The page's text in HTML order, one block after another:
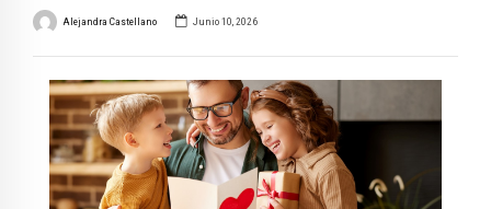
Alejandra Castellano Junio 10, 2026